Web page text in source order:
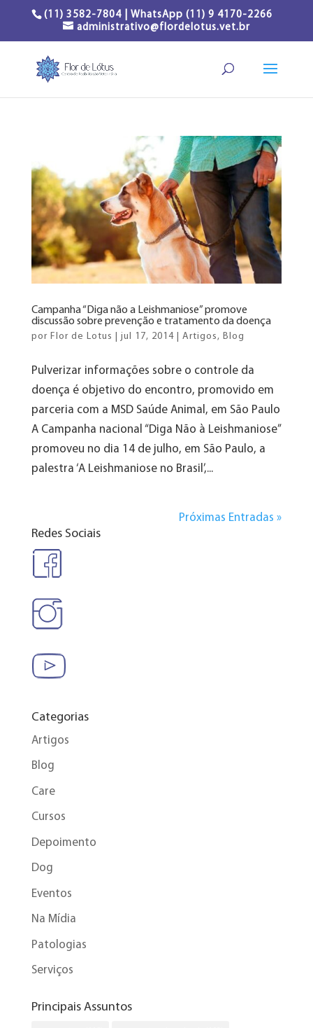
(11) 3582-7804 | WhatsApp (11) 9 4170-2266
administrativo@flordelotus.vet.br
Campanha “Diga não a Leishmaniose” promove
discussão sobre prevenção e tratamento da doença
por Flor de Lotus jul 17, 2014| Artigos, Blog
Pulverizar informações sobre o controle da
doença é objetivo do encontro, promovido em
parceria com a MSD Saúde Animal, em São Paulo
A Campanha nacional “Diga Não à Leishmaniose”
promoveu no dia 14 de julho, em São Paulo, a
palestra ‘A Leishmaniose no Brasil’,...
Próximas Entradas »
Redes Sociais
Categorias
Artigos
Blog
Care
Cursos
Depoimento
Dog
Eventos
Na Mídia
Patologias
Serviços
Principais Assuntos